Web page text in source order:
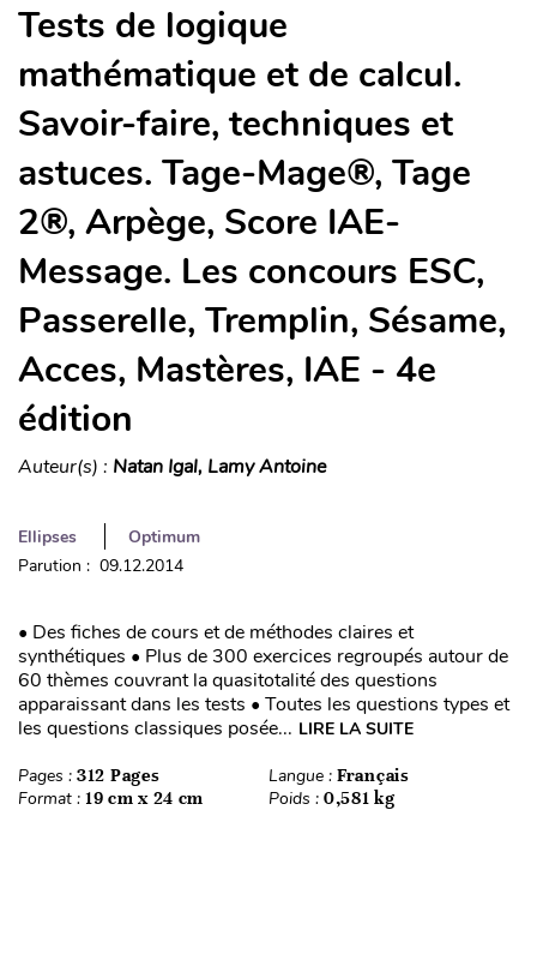
Tests de logique
mathématique et de calcul.
Savoir-faire, techniques et
astuces. Tage-Mage®, Tage
2®, Arpège, Score IAE-
Message. Les concours ESC,
Passerelle, Tremplin, Sésame,
Acces, Mastères, IAE - 4e
édition
Auteur(s) : Natan Igal, Lamy Antoine
Ellipses
Optimum
Parution : 09.12.2014
• Des fiches de cours et de méthodes claires et
synthétiques • Plus de 300 exercices regroupés autour de
60 thèmes couvrant la quasitotalité des questions
apparaissant dans les tests • Toutes les questions types et
les questions classiques posée... LIRE LA SUITE
Pages : 312 Pages Langue : Français
Format : 19 cm x 24 cm Poids : 0,581 kg